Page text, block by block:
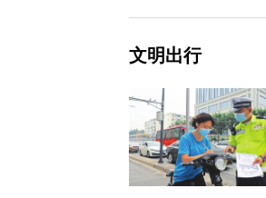
文明出行